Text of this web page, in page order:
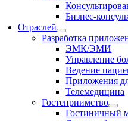
Бизнес-
Отраслей
Разработка
ЭМК/ЭМИ
Управление
Ведение
Приложения
Телемедицина
Гостеприимство
Гостиничный